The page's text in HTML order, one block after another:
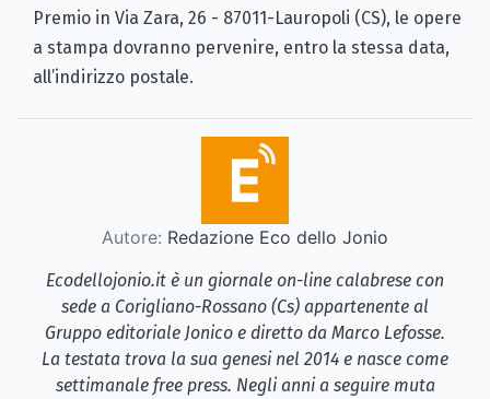
Premio in Via Zara, 26 - 87011-Lauropoli (CS), le opere
a stampa dovranno pervenire, entro la stessa data,
all’indirizzo postale.
Autore: Redazione Eco dello Jonio
Ecodellojonio.it è un giornale on-line calabrese con
sede a Corigliano-Rossano (Cs) appartenente al
Gruppo editoriale Jonico e diretto da Marco Lefosse.
La testata trova la sua genesi nel 2014 e nasce come
settimanale free press. Negli anni a seguire muta